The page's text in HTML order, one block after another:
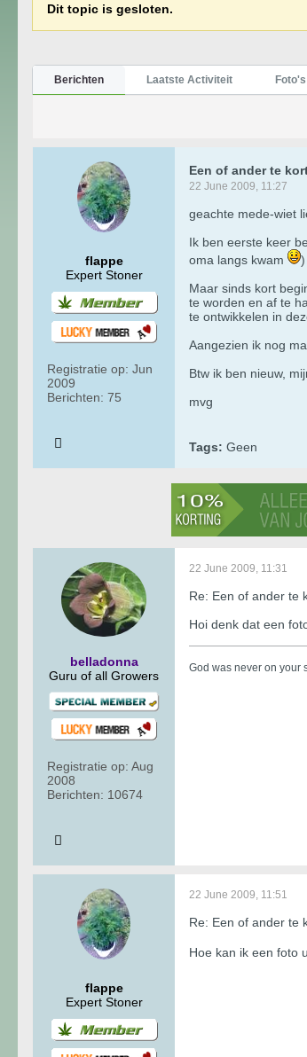
Dit topic is gesloten.
Berichten Laatste Activiteit Foto's
flappe
Expert Stoner
Registratie op: Jun
2009
Berichten: 75
Een of ander te
22 June 2009, 11:27
geachte mede-wiet
Ik ben eerste keer
oma langs kwam
)
Maar sinds kort
te worden en af te
te ontwikkelen in
Aangezien ik nog
Btw ik ben nieuw,
mvg
Tags: Geen
belladonna
Guru of all Growers
Registratie op: Aug
2008
Berichten: 10674
22 June 2009, 11:31
Re: Een of ander te
Hoi denk dat een
God was never on your
flappe
Expert Stoner
22 June 2009, 11:51
Re: Een of ander te
Hoe kan ik een foto